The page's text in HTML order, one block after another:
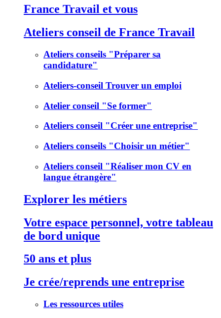
France Travail et vous
Ateliers conseil de France Travail
Ateliers conseils "Préparer sa
candidature"
Ateliers-conseil Trouver un emploi
Atelier conseil "Se former"
Ateliers conseil "Créer une entreprise"
Ateliers conseils "Choisir un métier"
Ateliers conseil "Réaliser mon CV en
langue étrangère"
Explorer les métiers
Votre espace personnel, votre tableau
de bord unique
50 ans et plus
Je crée/reprends une entreprise
Les ressources utiles